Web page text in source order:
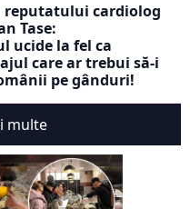
cardiolog
Tase:
ucide la fel ca
care ar trebui să-i
pe gânduri!
multe